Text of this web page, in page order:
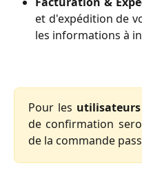
et d'expédition de
les informations à
Pour les
de confirmation
de la commande